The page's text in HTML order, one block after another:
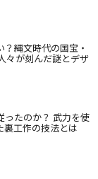
縄文時代の国宝・
々が刻んだ謎とデザ
ったのか？ 武力を使
裏工作の技法とは